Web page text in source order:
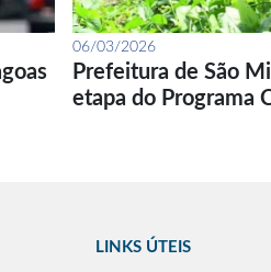
06/03/2026
Prefeitura de São
etapa do Programa
LINKS ÚTEIS